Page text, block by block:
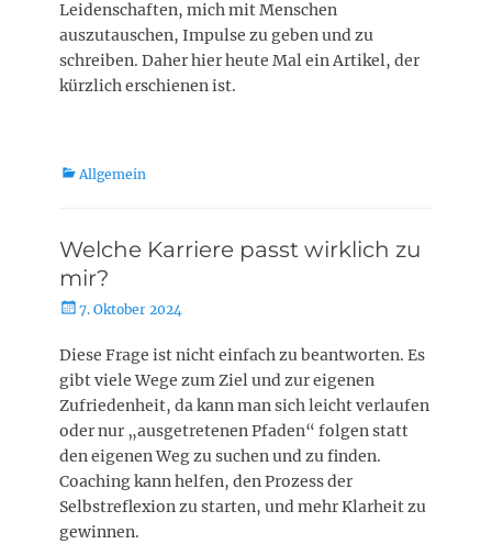
Leidenschaften, mich mit Menschen
auszutauschen, Impulse zu geben und zu
schreiben. Daher hier heute Mal ein Artikel, der
kürzlich erschienen ist.
Kategorien
Allgemein
Welche Karriere passt wirklich zu
mir?
Posted
7. Oktober 2024
Diese Frage ist nicht einfach zu beantworten. Es
gibt viele Wege zum Ziel und zur eigenen
Zufriedenheit, da kann man sich leicht verlaufen
oder nur „ausgetretenen Pfaden“ folgen statt
den eigenen Weg zu suchen und zu finden.
Coaching kann helfen, den Prozess der
Selbstreflexion zu starten, und mehr Klarheit zu
gewinnen.